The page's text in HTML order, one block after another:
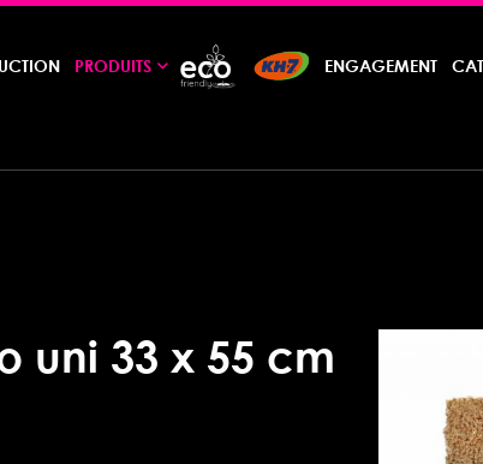
PRODUITS ENGAGEMENT
uni 33 x 55 cm